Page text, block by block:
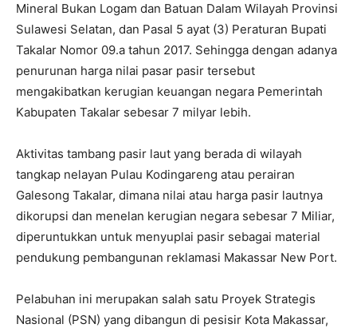
Mineral Bukan Logam dan Batuan Dalam Wilayah Provinsi
Sulawesi Selatan, dan Pasal 5 ayat (3) Peraturan Bupati
Takalar Nomor 09.a tahun 2017. Sehingga dengan adanya
penurunan harga nilai pasar pasir tersebut
mengakibatkan kerugian keuangan negara Pemerintah
Kabupaten Takalar sebesar 7 milyar lebih.
Aktivitas tambang pasir laut yang berada di wilayah
tangkap nelayan Pulau Kodingareng atau perairan
Galesong Takalar, dimana nilai atau harga pasir lautnya
dikorupsi dan menelan kerugian negara sebesar 7 Miliar,
diperuntukkan untuk menyuplai pasir sebagai material
pendukung pembangunan reklamasi Makassar New Port.
Pelabuhan ini merupakan salah satu Proyek Strategis
Nasional (PSN) yang dibangun di pesisir Kota Makassar,